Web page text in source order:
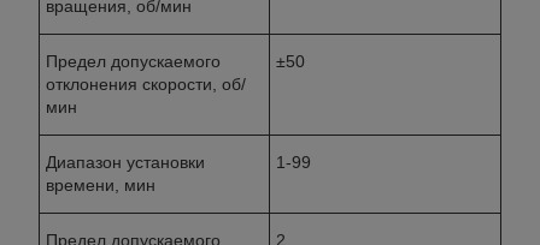
вращения, об/мин
Предел допускаемого
отклонения скорости, об/
мин
±50
Диапазон установки
времени, мин
1-99
Предел допускаемого 2